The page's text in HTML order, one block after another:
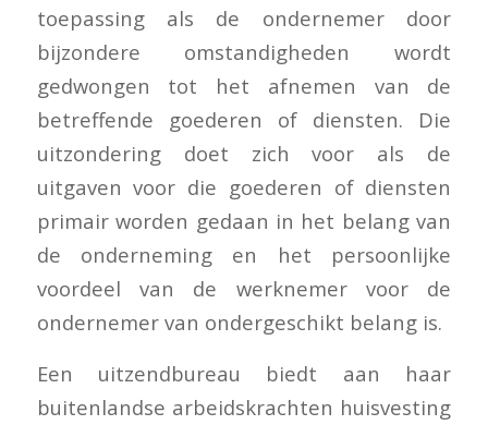
toepassing als de ondernemer door
bijzondere omstandigheden wordt
gedwongen tot het afnemen van de
betreffende goederen of diensten. Die
uitzondering doet zich voor als de
uitgaven voor die goederen of diensten
primair worden gedaan in het belang van
de onderneming en het persoonlijke
voordeel van de werknemer voor de
ondernemer van ondergeschikt belang is.
Een uitzendbureau biedt aan haar
buitenlandse arbeidskrachten huisvesting